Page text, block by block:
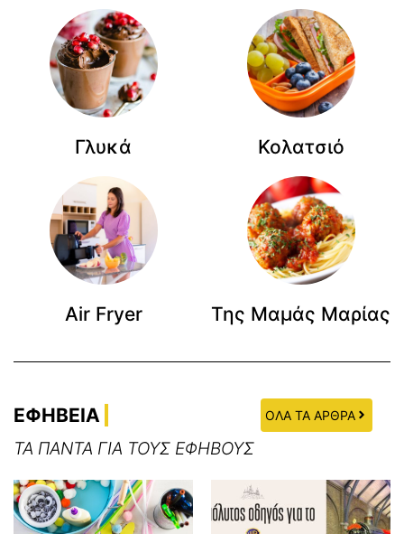
Γλυκά Κολατσιό
Air Fryer Της Μαμάς Μαρίας
ΕΦΗΒΕΙΑ ΟΛΑ ΤΑ ΑΡΘΡΑ
ΤΑ ΠΑΝΤΑ ΓΙΑ ΤΟΥΣ ΕΦΗΒΟΥΣ